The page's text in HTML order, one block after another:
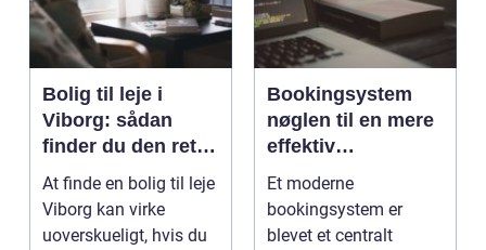
Bolig til leje i
Viborg: sådan
finder du den rette
lejlighed
At finde en bolig til leje
Viborg kan virke
uoverskueligt, hvis du
Bookingsystem
nøglen til en mere
effektiv
klinikhverdag
Et moderne
bookingsystem er
blevet et centralt